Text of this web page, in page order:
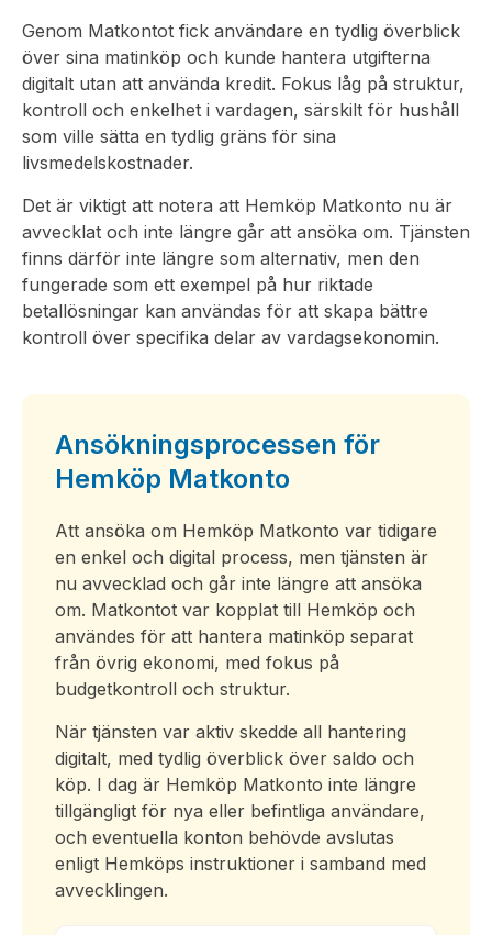
Genom Matkontot fick användare en tydlig överblick
över sina matinköp och kunde hantera utgifterna
digitalt utan att använda kredit. Fokus låg på struktur,
kontroll och enkelhet i vardagen, särskilt för hushåll
som ville sätta en tydlig gräns för sina
livsmedelskostnader.
Det är viktigt att notera att Hemköp Matkonto nu är
avvecklat och inte längre går att ansöka om. Tjänsten
finns därför inte längre som alternativ, men den
fungerade som ett exempel på hur riktade
betallösningar kan användas för att skapa bättre
kontroll över specifika delar av vardagsekonomin.
Ansökningsprocessen för
Hemköp Matkonto
Att ansöka om Hemköp Matkonto var tidigare
en enkel och digital process, men tjänsten är
nu avvecklad och går inte längre att ansöka
om. Matkontot var kopplat till Hemköp och
användes för att hantera matinköp separat
från övrig ekonomi, med fokus på
budgetkontroll och struktur.
När tjänsten var aktiv skedde all hantering
digitalt, med tydlig överblick över saldo och
köp. I dag är Hemköp Matkonto inte längre
tillgängligt för nya eller befintliga användare,
och eventuella konton behövde avslutas
enligt Hemköps instruktioner i samband med
avvecklingen.